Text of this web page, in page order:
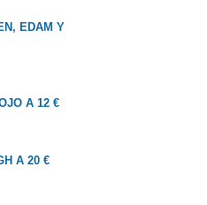
EDAM Y
A 12 €
A 20 €